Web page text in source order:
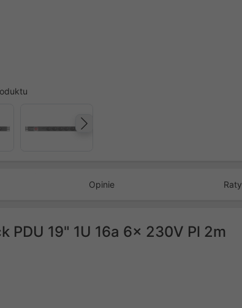
Opinie Raty
PDU 19" 1U 16a 6x 230V Pl 2m